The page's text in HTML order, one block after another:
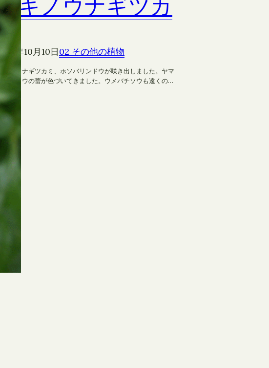
キノウナギツカ
2021年10月10日02 その他の植物
アキノウナギツカミ、ホソバリンドウが咲き出しました。ヤマ
ラッキヨウの蕾が色づいてきました。ウメバチソウも遠くの…